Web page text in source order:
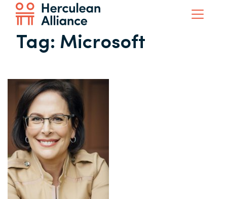
Tag: Microsoft